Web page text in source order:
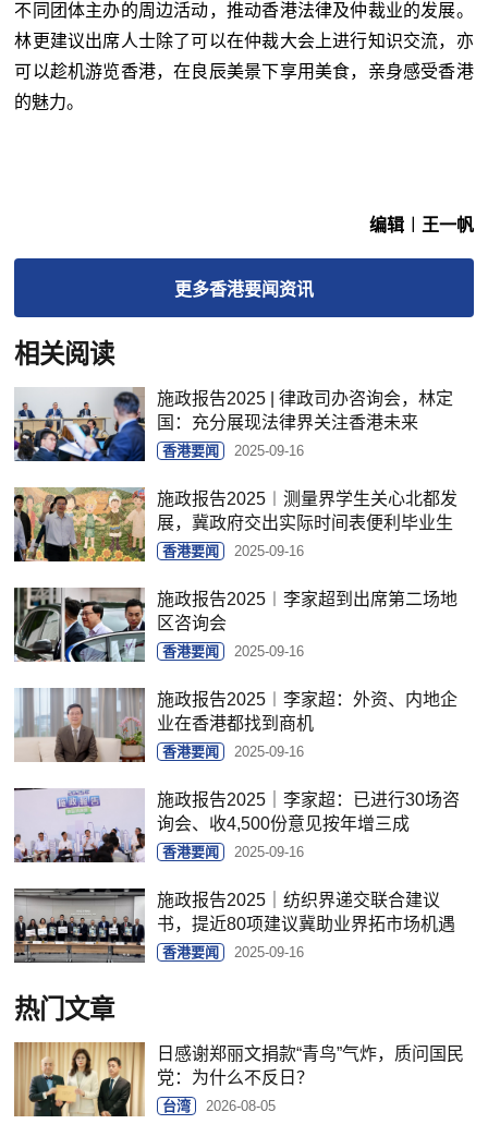
不同团体主办的周边活动，推动香港法律及仲裁业的发展。
林更建议出席人士除了可以在仲裁大会上进行知识交流，亦
可以趁机游览香港，在良辰美景下享用美食，亲身感受香港
的魅力。
编辑︱王一帆
更多香港要闻资讯
相关阅读
施政报告2025 | 律政司办咨询会，林定
国：充分展现法律界关注香港未来
香港要闻 2025-09-16
施政报告2025︱测量界学生关心北都发
展，冀政府交出实际时间表便利毕业生
香港要闻 2025-09-16
施政报告2025︱李家超到出席第二场地
区咨询会
香港要闻 2025-09-16
施政报告2025︱李家超：外资、内地企
业在香港都找到商机
香港要闻 2025-09-16
施政报告2025｜李家超：已进行30场咨
询会、收4,500份意见按年增三成
香港要闻 2025-09-16
施政报告2025｜纺织界递交联合建议
书，提近80项建议冀助业界拓市场机遇
香港要闻 2025-09-16
热门文章
日感谢郑丽文捐款“青鸟”气炸，质问国民
党：为什么不反日？
台湾 2026-08-05